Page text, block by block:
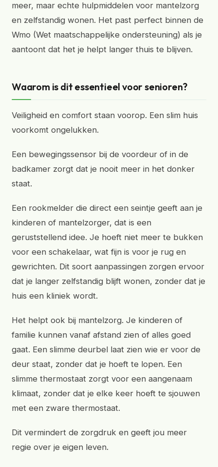
meer, maar echte hulpmiddelen voor mantelzorg
en zelfstandig wonen. Het past perfect binnen de
Wmo (Wet maatschappelijke ondersteuning) als je
aantoont dat het je helpt langer thuis te blijven.
Waarom is dit essentieel voor senioren?
Veiligheid en comfort staan voorop. Een slim huis
voorkomt ongelukken.
Een bewegingssensor bij de voordeur of in de
badkamer zorgt dat je nooit meer in het donker
staat.
Een rookmelder die direct een seintje geeft aan je
kinderen of mantelzorger, dat is een
geruststellend idee. Je hoeft niet meer te bukken
voor een schakelaar, wat fijn is voor je rug en
gewrichten. Dit soort aanpassingen zorgen ervoor
dat je langer zelfstandig blijft wonen, zonder dat je
huis een kliniek wordt.
Het helpt ook bij mantelzorg. Je kinderen of
familie kunnen vanaf afstand zien of alles goed
gaat. Een slimme deurbel laat zien wie er voor de
deur staat, zonder dat je hoeft te lopen. Een
slimme thermostaat zorgt voor een aangenaam
klimaat, zonder dat je elke keer hoeft te sjouwen
met een zware thermostaat.
Dit vermindert de zorgdruk en geeft jou meer
regie over je eigen leven.